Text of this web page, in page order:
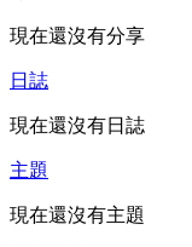
現在還沒有分享
日誌
現在還沒有日誌
主題
現在還沒有主題